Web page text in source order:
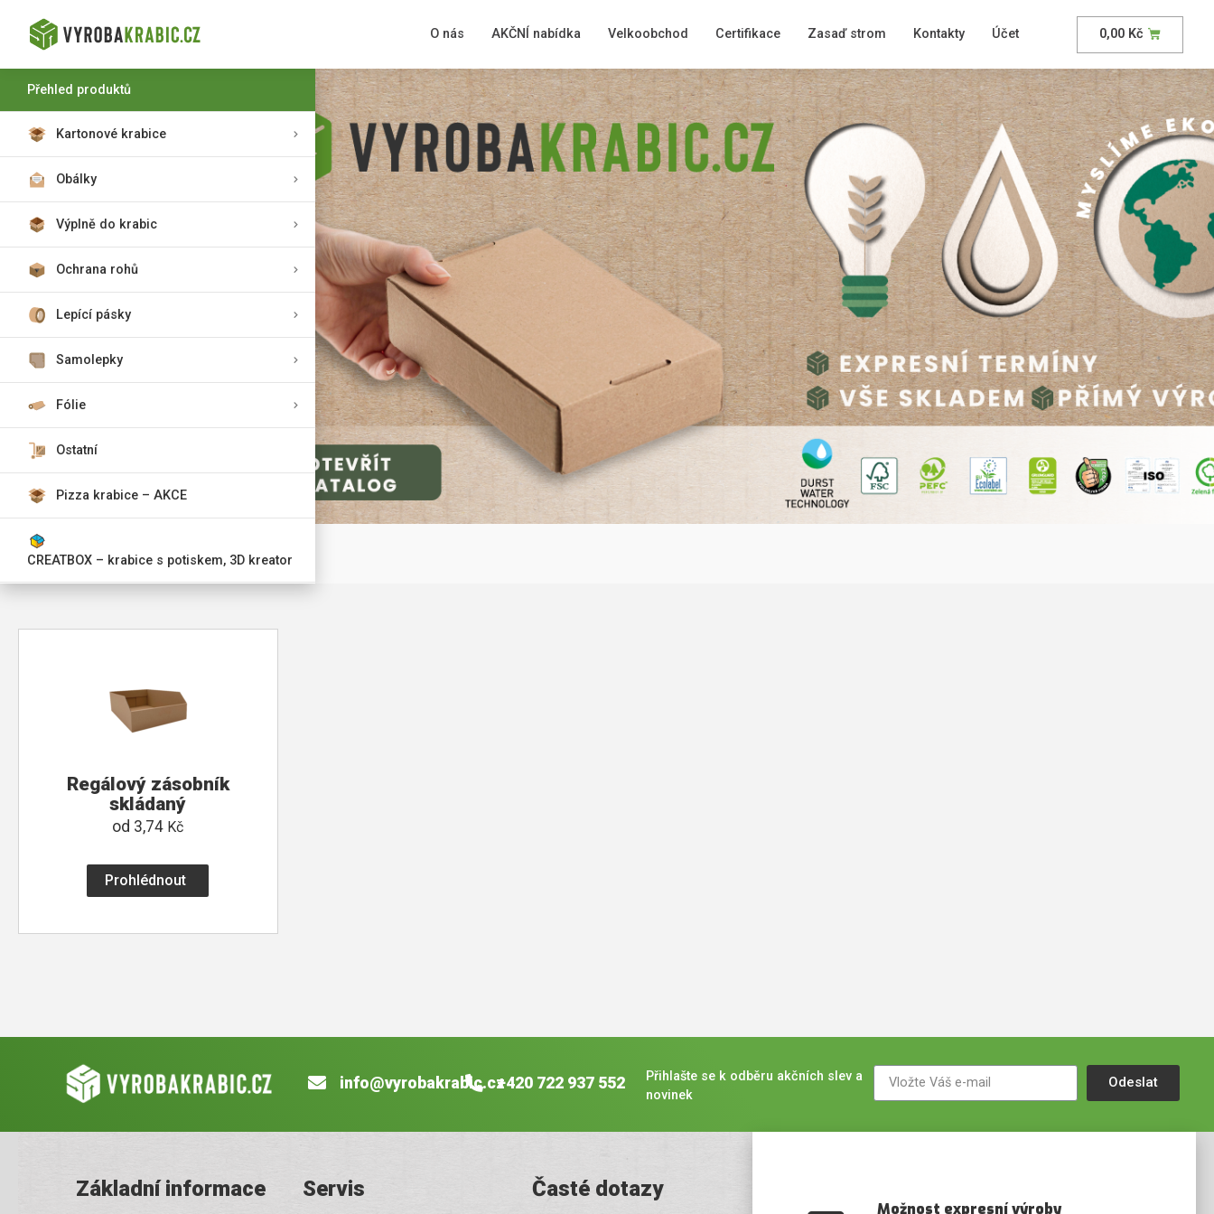
O nás AKČNÍ nabídka Velkoobchod Certifikace Zasaď strom Kontakty Účet 0,00 Kč
Přehled produktů
Kartonové krabice
Obálky
Výplně do krabic
Ochrana rohů
Lepící pásky
Samolepky
Fólie
Ostatní
Pizza krabice – AKCE
CREATBOX – krabice s potiskem, 3D kreator
Regálový zásobník
skládaný
od 3,74 Kč
Prohlédnout
info@vyrobakrabic.cz+420 722 937 552
Přihlašte se k odběru akčních slev a
novinek
Odeslat
Základní informace Servis Časté dotazy
Možnost expresní výroby